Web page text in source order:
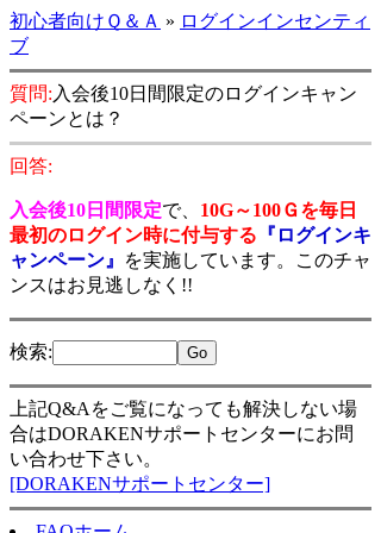
初心者向けＱ＆Ａ » ログインインセンティ
ブ
質問: 入会後10日間限定のログインキャン
ペーンとは？
回答:
入会後10日間限定で、 10G～100Ｇを毎日
最初のログイン時に付与する 『ログインキ
ャンペーン』
を実施しています。このチャ
ンスはお見逃しなく!!
検索:
上記Q&Aをご覧になっても解決しない場
合はDORAKENサポートセンターにお問
い合わせ下さい。
[DORAKENサポートセンター]